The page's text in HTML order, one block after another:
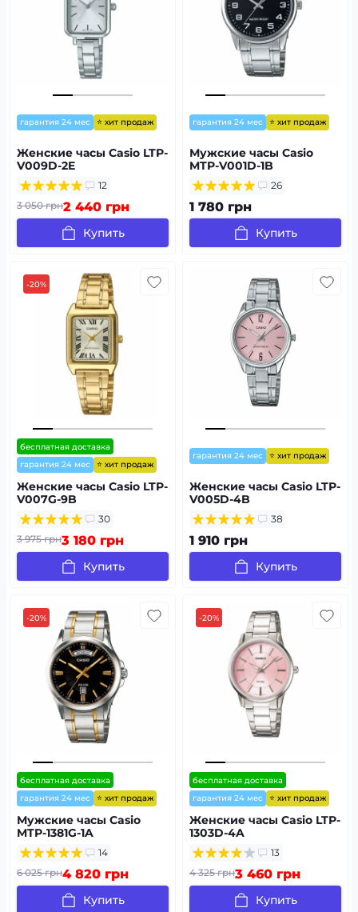
гарантия 24 мес ⭐ хит продаж
Женские часы Casio LTP-
V009D-2E
12
3 050 грн2 440 грн
Купить
гарантия 24 мес ⭐ хит продаж
Мужские часы Casio
MTP-V001D-1B
26
1 780 грн
Купить
-20%
бесплатная доставка
гарантия 24 мес
⭐ хит продаж
Женские часы Casio LTP-
V007G-9B
30
3 975 грн3 180 грн
Купить
гарантия 24 мес ⭐ хит продаж
Женские часы Casio LTP-
V005D-4B
38
1 910 грн
Купить
-20%
бесплатная доставка
гарантия 24 мес
⭐ хит продаж
Мужские часы Casio
MTP-1381G-1A
14
6 025 грн4 820 грн
Купить
-20%
бесплатная доставка
гарантия 24 мес
⭐ хит продаж
Женские часы Casio LTP-
1303D-4A
13
4 325 грн3 460 грн
Купить